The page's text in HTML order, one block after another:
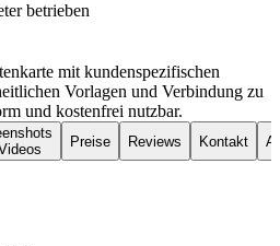
betrieben
mit kundenspezifischen
Vorlagen und Verbindung zu
und kostenfrei nutzbar.
Preise Reviews Kontakt